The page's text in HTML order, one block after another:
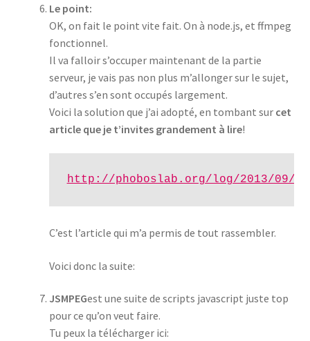
Le point:
OK, on fait le point vite fait. On à node.js, et ffmpeg
fonctionnel.
Il va falloir s’occuper maintenant de la partie
serveur, je vais pas non plus m’allonger sur le sujet,
d’autres s’en sont occupés largement.
Voici la solution que j’ai adopté, en tombant sur cet
article que je t’invites grandement à lire!
http://phoboslab.org/log/2013/09/
C’est l’article qui m’a permis de tout rassembler.
Voici donc la suite:
JSMPEGest une suite de scripts javascript juste top
pour ce qu’on veut faire.
Tu peux la télécharger ici: